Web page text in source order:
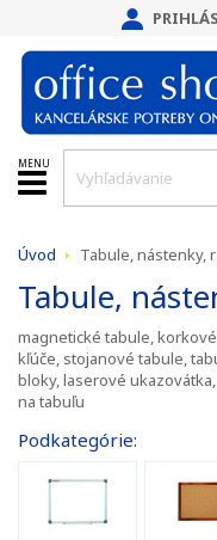
MENU
Úvod Tabule, nástenky,
Tabule,
magnetické tabule,
kľúče, stojanové tabule,
bloky, laserové
na tabuľu
Podkategórie: